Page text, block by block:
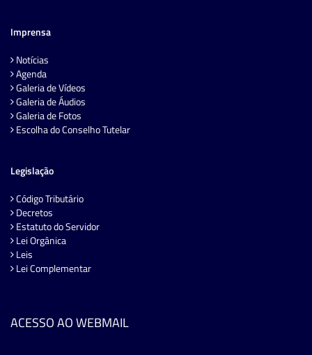
Imprensa
Notícias
Agenda
Galeria de Vídeos
Galeria de Áudios
Galeria de Fotos
Escolha do Conselho Tutelar
Legislação
Código Tributário
Decretos
Estatuto do Servidor
Lei Orgânica
Leis
Lei Complementar
ACESSO AO WEBMAIL